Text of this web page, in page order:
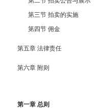
第三节 拍卖的实施
第四节 佣金
第五章 法律责任
第六章 附则
第一章 总则